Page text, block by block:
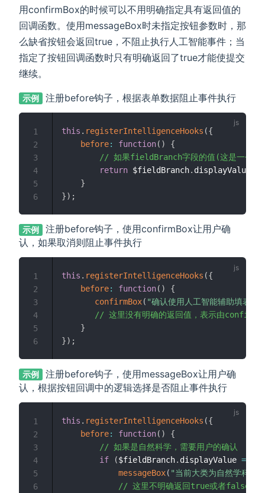
用confirmBox的时候可以不用明确指定具有返回值的
回调函数。使用messageBox时未指定按钮参数时，那
么缺省按钮会返回true，不阻止执行人工智能事件；当
指定了按钮回调函数时只有明确返回了true才能使提交
继续。
示例 注册before钩子，根据表单数据阻止事件执行
this . registerIntelligenceHooks ({
before: function( )
{
// 如果fieldBranch字段的值(这是一个代
return $fieldBranch. displayValue
}
}) ;
1
2
3
4
5
6
示例
注册before钩子，使用confirmBox让用户确
认，如果取消则阻止事件执行
this . registerIntelligenceHooks ({
before: function( )
{
confirmBox( "确认使用人工智能辅助填表吗
// 这里没有明确的返回值，表示由
}
}) ;
1
2
3
4
5
6
示例
注册before钩子，使用messageBox让用户确
认，根据按钮回调中的逻辑选择是否阻止事件执行
this . registerIntelligenceHooks ({
before: function( )
{
// 如果是自然科学，需要用户的确认
if
($fieldBranch. displayValue ===
messageBox( "当前大类为自然学科，
// 这里不明确返回true或者false，会
1
2
3
4
5
6